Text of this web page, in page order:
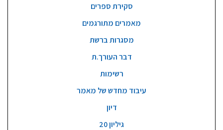
סקירת ספרים
מאמרים מתורגמים
מסגרות ברשת
דבר העורך.ת
רשימות
עיבוד מחדש של מאמר
דיון
גיליון 20